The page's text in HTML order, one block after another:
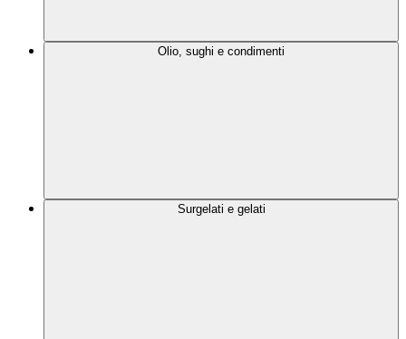
Olio, sughi e condimenti
Surgelati e gelati